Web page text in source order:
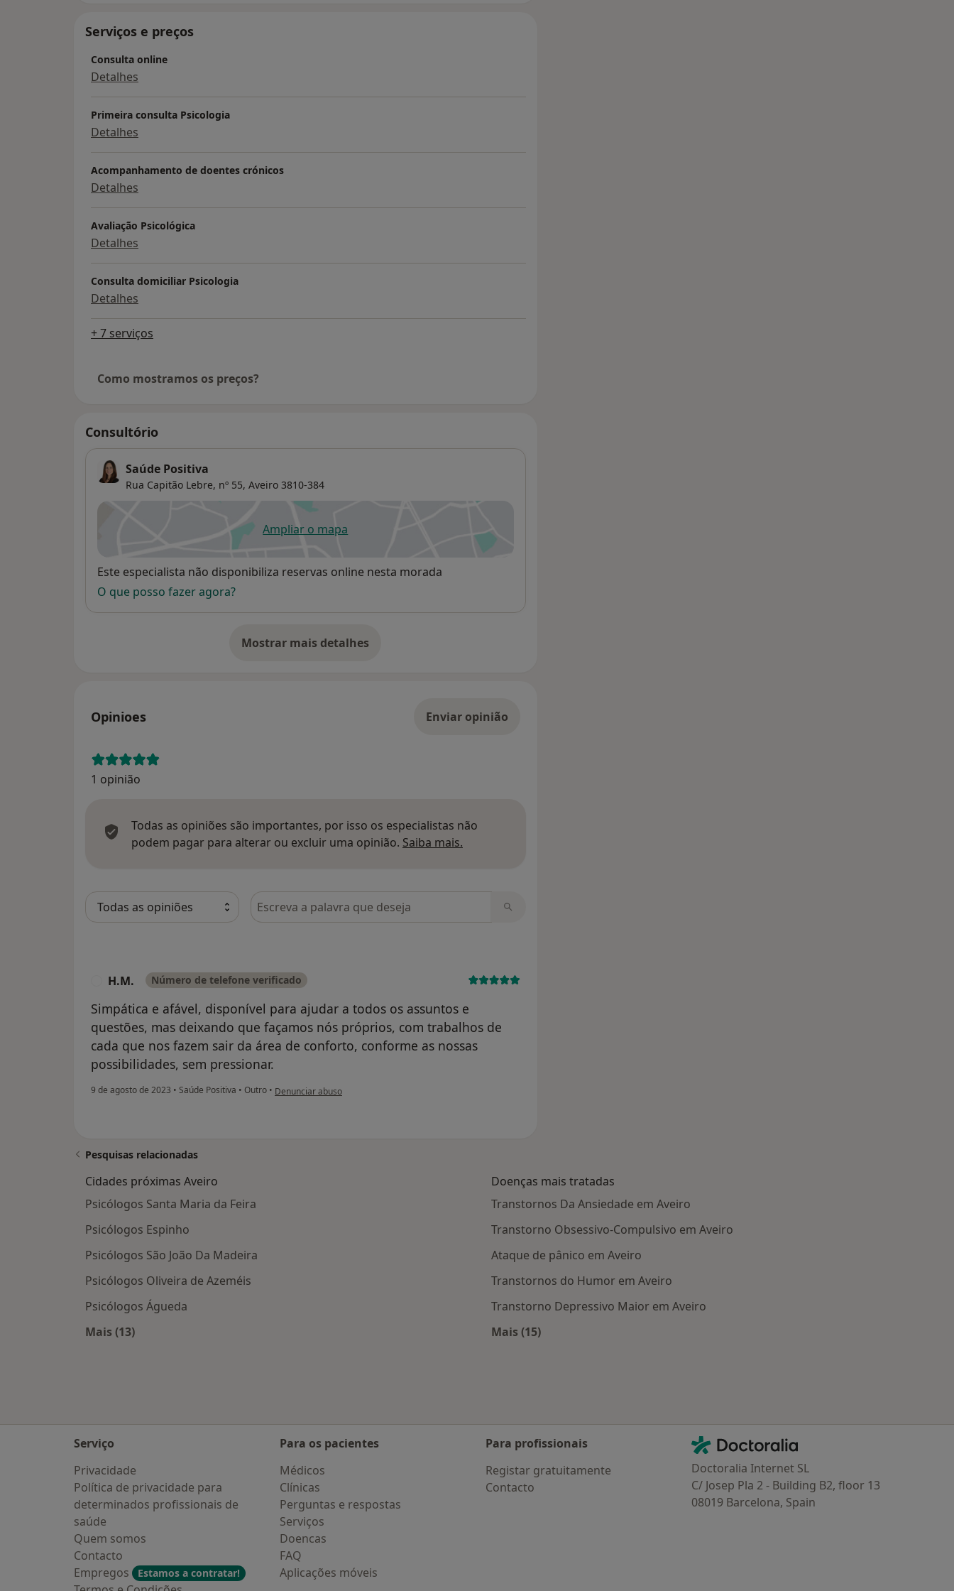
Serviços e preços
Consulta online
Detalhes
Primeira consulta Psicologia
Detalhes
Acompanhamento de doentes crónicos
Detalhes
Avaliação Psicológica
Detalhes
Consulta domiciliar Psicologia
Detalhes
+ 7 serviços
Como mostramos os preços?
Consultório
Saúde Positiva
Rua Capitão Lebre, nº 55, Aveiro 3810-384
Ampliar o mapaabre num novo separador
Disponibilidade
Este especialista não disponibiliza reservas online nesta morada
O que posso fazer agora?
Mostrar mais detalhes
sobre o endereço
Opinioes Enviar opinião
1 opinião
Todas as opiniões são importantes, por isso os especialistas não
podem pagar para alterar ou excluir uma opinião. Saiba mais.
Pesquisar em opiniões
H.M. Número de telefone verificado
Simpática e afável, disponível para ajudar a todos os assuntos e
questões, mas deixando que façamos nós próprios, com trabalhos de
cada que nos fazem sair da área de conforto, conforme as nossas
possibilidades, sem pressionar.
9 de agosto de 2023 • Saúde Positiva • Outro • na opinião do utilizador H.M.
Denunciar abuso
Pesquisas relacionadas
Cidades próximas Aveiro
Psicólogos Santa Maria da Feira
Psicólogos Espinho
Psicólogos São João Da Madeira
Psicólogos Oliveira de Azeméis
Psicólogos Águeda
Mais (13)
Doenças mais tratadas
Transtornos Da Ansiedade em Aveiro
Transtorno Obsessivo-Compulsivo em Aveiro
Ataque de pânico em Aveiro
Transtornos do Humor em Aveiro
Transtorno Depressivo Maior em Aveiro
Mais (15)
Serviço
Privacidade
Política de privacidade para
determinados profissionais de
saúde
Quem somos
Contacto
Empregos
Estamos a contratar!
Para os pacientes
Médicos
Clínicas
Perguntas e respostas
Serviços
Doencas
FAQ
Aplicações móveis
Para profissionais
Registar gratuitamente
Contacto
Contacto
Doctoralia - Homepage
Doctoralia Internet SL
C/ Josep Pla 2 - Building B2, floor 13
08019 Barcelona, Spain